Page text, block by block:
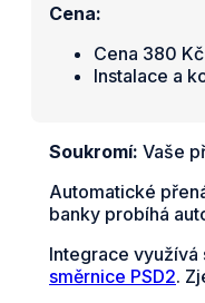
Cena:
Cena 380
Instalace a
Soukromí: Vaše
Automatické
banky probíhá
Integrace využívá
směrnice PSD2.